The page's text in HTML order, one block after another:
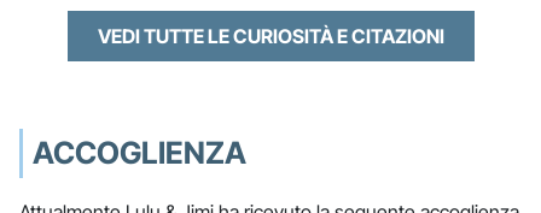
VEDI TUTTE LE CURIOSITÀ E CITAZIONI
ACCOGLIENZA